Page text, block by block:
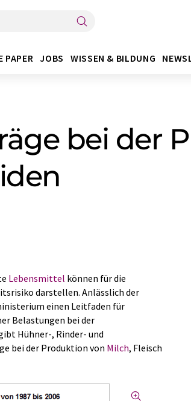
PAPER JOBS WISSEN & BILDUNG
bei der
Lebensmittel können für die
darstellen. Anlässlich der
einen Leitfaden für
Belastungen bei der
Hühner-, Rinder- und
bei der Produktion von Milch, Fleisch